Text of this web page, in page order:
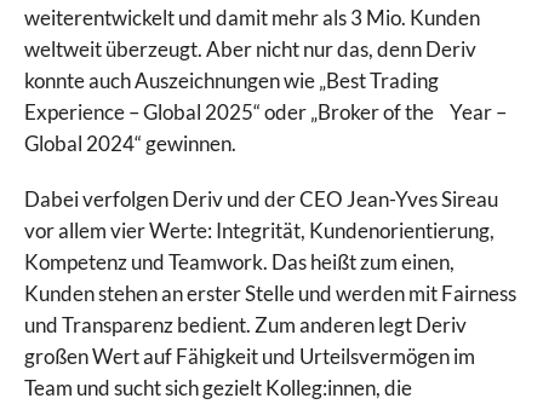
weiterentwickelt und damit mehr als 3 Mio. Kunden
weltweit überzeugt. Aber nicht nur das, denn Deriv
konnte auch Auszeichnungen wie „Best Trading
Experience – Global 2025“ oder „Broker of the Year –
Global 2024“ gewinnen.
Dabei verfolgen Deriv und der CEO Jean-Yves Sireau
vor allem vier Werte: Integrität, Kundenorientierung,
Kompetenz und Teamwork. Das heißt zum einen,
Kunden stehen an erster Stelle und werden mit Fairness
und Transparenz bedient. Zum anderen legt Deriv
großen Wert auf Fähigkeit und Urteilsvermögen im
Team und sucht sich gezielt Kolleg:innen, die